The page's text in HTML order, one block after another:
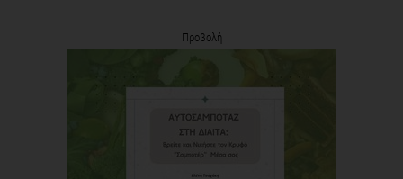
Προβολή